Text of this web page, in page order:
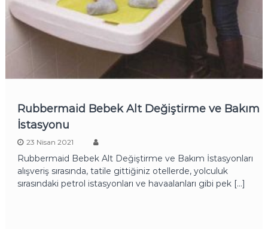
Rubbermaid Bebek Alt Değiştirme ve Bakım
İstasyonu
23 Nisan 2021
Rubbermaid Bebek Alt Değiştirme ve Bakım İstasyonları
alışveriş sırasında, tatile gittiğiniz otellerde, yolculuk
sırasındaki petrol istasyonları ve havaalanları gibi pek […]